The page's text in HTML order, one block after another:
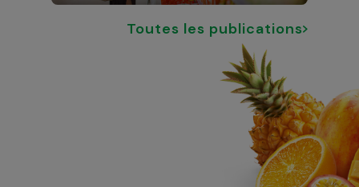
Toutes les publications